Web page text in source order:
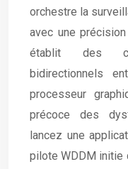
orchestre la
avec une
établit des
bidirectionnels
processeur
précoce des
lancez une
pilote WDDM initie